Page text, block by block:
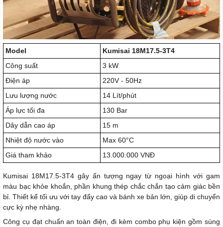
Model
Kumisai 18M17.5-3T4
Công suất
3 kW
Điện áp
220V - 50Hz
Lưu lượng nước
14 Lít/phút
Áp lực tối đa
130 Bar
Dây dẫn cao áp
15 m
Nhiệt độ nước vào
Max 60°C
Giá tham khảo
13.000.000 VNĐ
Kumisai 18M17.5-3T4 gây ấn tượng ngay từ ngoại hình với gam
màu bạc khỏe khoắn, phần khung thép chắc chắn tạo cảm giác bền
bỉ. Thiết kế tối ưu với tay đẩy cao và bánh xe bản lớn, giúp di chuyển
cực kỳ nhẹ nhàng.
Công cụ đạt chuẩn an toàn điện, đi kèm combo phụ kiện gồm súng